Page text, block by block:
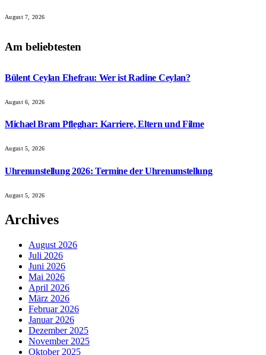
August 7, 2026
Am beliebtesten
Bülent Ceylan Ehefrau: Wer ist Radine Ceylan?
August 6, 2026
Michael Bram Pfleghar: Karriere, Eltern und Filme
August 5, 2026
Uhrenunstellung 2026: Termine der Uhrenumstellung
August 5, 2026
Archives
August 2026
Juli 2026
Juni 2026
Mai 2026
April 2026
März 2026
Februar 2026
Januar 2026
Dezember 2025
November 2025
Oktober 2025